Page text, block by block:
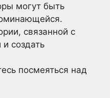
могут быть
связанной с
создать
посмеяться над